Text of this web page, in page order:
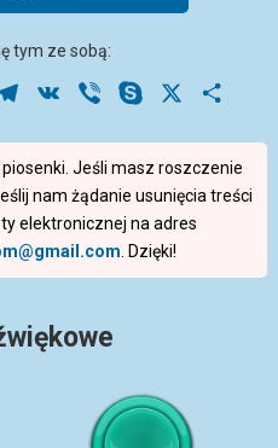
tym ze sobą:
Telegram
VK Viber Skype
Jeśli masz roszczenie
nam żądanie usunięcia treści
elektronicznej na adres
. Dzięki!